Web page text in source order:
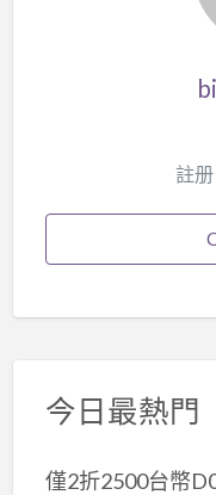
註
今日最熱門
僅2折2500台幣